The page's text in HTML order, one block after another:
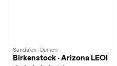
Sandalen · Damen
Birkenstock · Arizona LEOI